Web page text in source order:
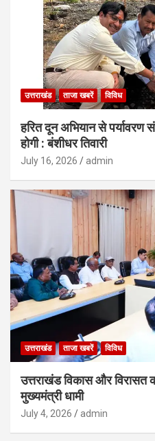
उत्तराखंड ताजा खबरें विविध
हरित दून अभियान से पर्यावरण
होगी : बंशीधर तिवारी
July 16, 2026 admin
उत्तराखंड ताजा खबरें विविध
उत्तराखंड विकास और विरासत
मुख्यमंत्री धामी
July 4, 2026 admin